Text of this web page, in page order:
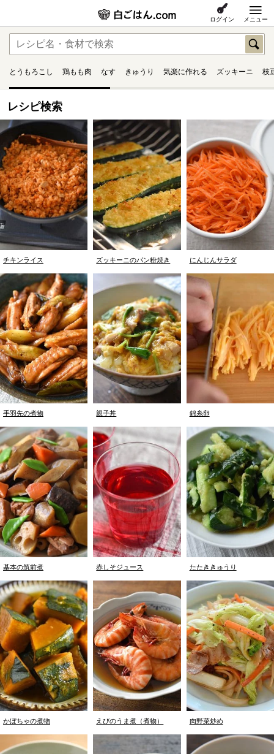
ログイン メニュー
とうもろこし 鶏もも肉 なす きゅうり 気楽に作れる ズッキーニ 枝
レシピ検索
チキンライス ズッキーニのパン粉焼き にんじんサラダ
手羽先の煮物 親子丼 錦糸卵
基本の筑前煮 赤しそジュース たたききゅうり
かぼちゃの煮物 えびのうま煮（煮物） 肉野菜炒め